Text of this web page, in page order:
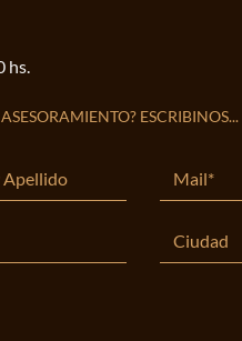
hs.
ESCRIBINOS...